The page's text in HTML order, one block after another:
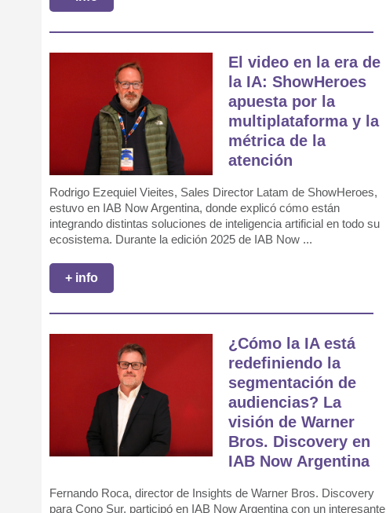
El video en la era de
la IA: ShowHeroes
apuesta por la
multiplataforma y la
métrica de la
atención
Rodrigo Ezequiel Vieites, Sales Director Latam de ShowHeroes,
estuvo en IAB Now Argentina, donde explicó cómo están
integrando distintas soluciones de inteligencia artificial en todo su
ecosistema. Durante la edición 2025 de IAB Now ...
+ info
¿Cómo la IA está
redefiniendo la
segmentación de
audiencias? La
visión de Warner
Bros. Discovery en
IAB Now Argentina
Fernando Roca, director de Insights de Warner Bros. Discovery
para Cono Sur, participó en IAB Now Argentina con un interesante